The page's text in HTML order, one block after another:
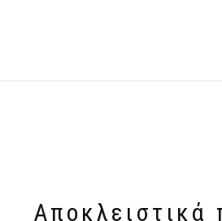
Αποκλειστικά